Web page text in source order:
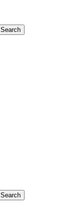
Search
Search